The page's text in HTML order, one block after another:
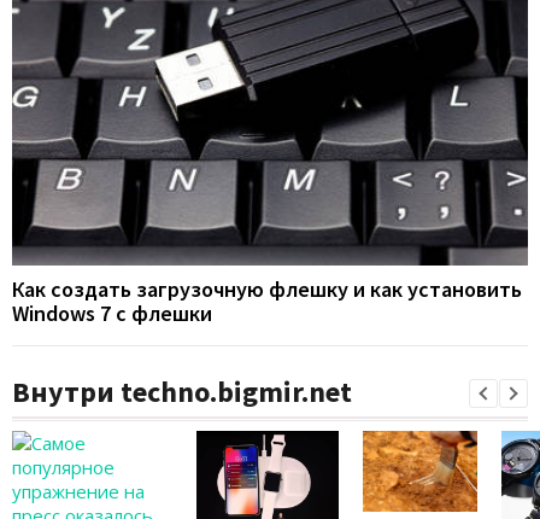
Как создать загрузочную флешку и как установить
Windows 7 с флешки
Внутри techno.bigmir.net